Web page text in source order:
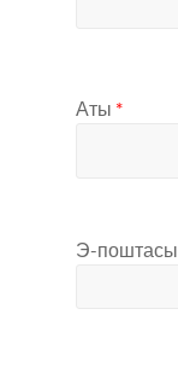
Аты *
Э-поштасы